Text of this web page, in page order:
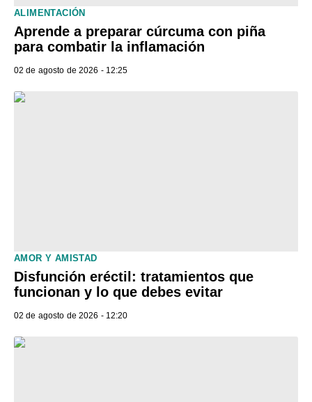
ALIMENTACIÓN
Aprende a preparar cúrcuma con piña
para combatir la inflamación
02 de agosto de 2026 - 12:25
AMOR Y AMISTAD
Disfunción eréctil: tratamientos que
funcionan y lo que debes evitar
02 de agosto de 2026 - 12:20